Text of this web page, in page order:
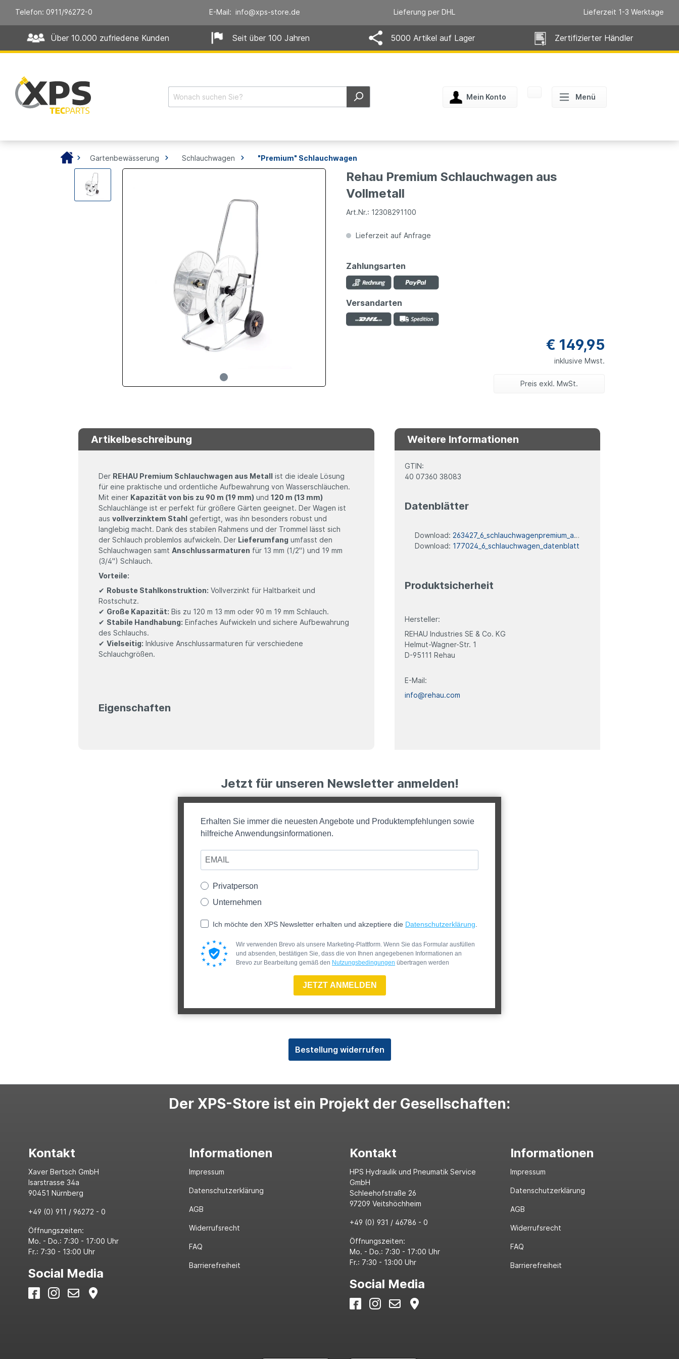
Telefon: 0911/96272-0 E-Mail: info@xps-store.de Lieferung per DHL Lieferzeit 1-3 Werktage
Über 10.000 zufriedene Kunden Seit über 100 Jahren 5000 Artikel auf Lager Zertifizierter Händler
Mein Konto Menü
Gartenbewässerung Schlauchwagen "Premium" Schlauchwagen
Rehau Premium Schlauchwagen aus
Vollmetall
Art.Nr.: 12308291100
Lieferzeit auf Anfrage
Zahlungsarten
Versandarten
€ 149,95
inklusive Mwst.
Preis exkl. MwSt.
Artikelbeschreibung
Der REHAU Premium Schlauchwagen aus Metall ist die ideale Lösung
für eine praktische und ordentliche Aufbewahrung von Wasserschläuchen.
Mit einer Kapazität von bis zu 90 m (19 mm) und120 m (13 mm)
Schlauchlänge ist er perfekt für größere Gärten geeignet. Der Wagen ist
ausvollverzinktem Stahl gefertigt, was ihn besonders robust und
langlebig macht. Dank des stabilen Rahmens und der Trommel lässt sich
der Schlauch problemlos aufwickeln. Der Lieferumfang umfasst den
Schlauchwagen samtAnschlussarmaturen für 13 mm (1/2") und 19 mm
(3/4") Schlauch.
Vorteile:
✔ Robuste Stahlkonstruktion: Vollverzinkt für Haltbarkeit und
Rostschutz.
✔ Große Kapazität: Bis zu 120 m 13 mm oder 90 m 19 mm Schlauch.
✔ Stabile Handhabung: Einfaches Aufwickeln und sichere Aufbewahrung
des Schlauchs.
✔Vielseitig: Inklusive Anschlussarmaturen für verschiedene
Schlauchgrößen.
Eigenschaften
Weitere Informationen
GTIN:
40 07360 38083
Datenblätter
Download: 263427_6_schlauchwagenpremium_aufbauanleitung
Download: 177024_6_schlauchwagen_datenblatt
Produktsicherheit
Hersteller:
REHAU Industries SE & Co. KG
Helmut-Wagner-Str. 1
D-95111 Rehau
E-Mail:
info@rehau.com
Jetzt für unseren Newsletter anmelden!
Erhalten Sie immer die neuesten Angebote und Produktempfehlungen sowie
hilfreiche Anwendungsinformationen.
Privatperson
Unternehmen
Ich möchte den XPS Newsletter erhalten und akzeptiere die Datenschutzerklärung
Wir verwenden Brevo als unsere Marketing-Plattform. Wenn Sie das Formular ausfüllen
und absenden, bestätigen Sie, dass die von Ihnen angegebenen Informationen an
Brevo zur Bearbeitung gemäß den Nutzungsbedingungen übertragen werden
JETZT ANMELDEN
Bestellung widerrufen
Der XPS-Store ist ein Projekt der Gesellschaften:
Kontakt
Xaver Bertsch GmbH
Isarstrasse 34a
90451 Nürnberg
+49 (0) 911 / 96272 - 0
Öffnungszeiten:
Mo. - Do.: 7:30 - 17:00 Uhr
Fr.: 7:30 - 13:00 Uhr
Social Media
Informationen
Impressum
Datenschutzerklärung
AGB
Widerrufsrecht
FAQ
Barrierefreiheit
Kontakt
HPS Hydraulik und Pneumatik Service
GmbH
Schleehofstraße 26
97209 Veitshöchheim
+49 (0) 931 / 46786 - 0
Öffnungszeiten:
Mo. - Do.: 7:30 - 17:00 Uhr
Fr.: 7:30 - 13:00 Uhr
Social Media
Informationen
Impressum
Datenschutzerklärung
AGB
Widerrufsrecht
FAQ
Barrierefreiheit